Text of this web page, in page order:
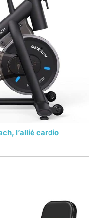
de conduite
🏆
𝗦𝗨̂𝗥𝗘 𝗘𝗧
: Ce vélo
est
à 70
qui permet à
un débutant
en 25
les outils
produit. Un QR
facile à scanner
l’allié cardio